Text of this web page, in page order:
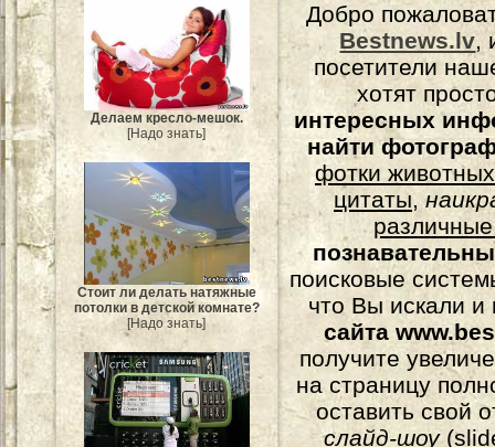
Делаем кресло-мешок.
[Надо знать]
Стоит ли делать натяжные
потолки в детской комнате?
[Надо знать]
Добро
Bestnews.lv,
посетители
хотят
интересных
найти
фотки животных
цитаты,
поисковые
что Вы искали и
сайта
получите
на страницу
оставить свой
слайд-шоу(